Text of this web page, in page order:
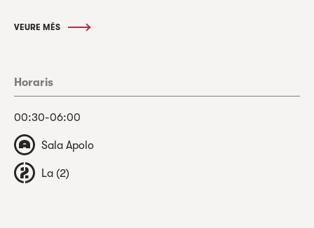
VEURE MÉS
Horaris
00:30-06:00
Sala Apolo
La (2)